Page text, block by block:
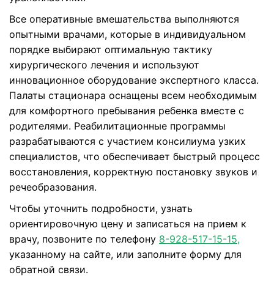
Все оперативные вмешательства выполняются
опытными врачами, которые в индивидуальном
порядке выбирают оптимальную тактику
хирургического лечения и используют
инновационное оборудование экспертного класса.
Палаты стационара оснащены всем необходимым
для комфортного пребывания ребенка вместе с
родителями. Реабилитационные программы
разрабатываются с участием консилиума узких
специалистов, что обеспечивает быстрый процесс
восстановления, корректную постановку звуков и
речеобразования.
Чтобы уточнить подробности, узнать
ориентировочную цену и записаться на прием к
врачу, позвоните по телефону 8-928-517-15-15,
указанному на сайте, или заполните форму для
обратной связи.